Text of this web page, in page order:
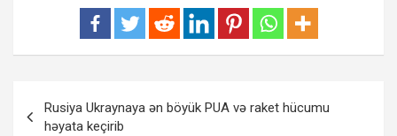
naviqasiyası
Rusiya Ukraynaya ən böyük PUA və raket hücumu
həyata keçirib